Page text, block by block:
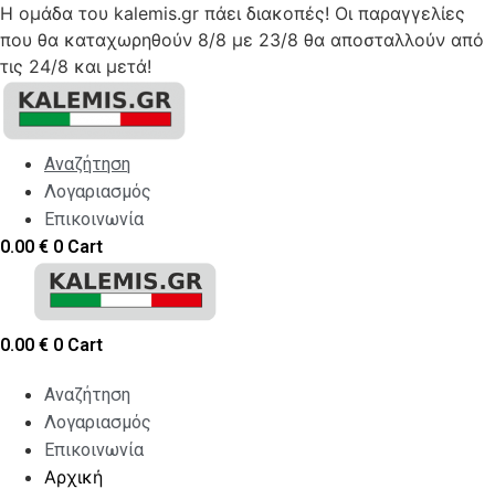
Η ομάδα του kalemis.gr πάει διακοπές! Οι παραγγελίες
που θα καταχωρηθούν 8/8 με 23/8 θα αποσταλλούν από
τις 24/8 και μετά!
Skip
content
Αναζήτηση
Λογαριασμός
Επικοινωνία
0.00 € 0 Cart
0.00 € 0 Cart
Αναζήτηση
Λογαριασμός
Επικοινωνία
Αρχική